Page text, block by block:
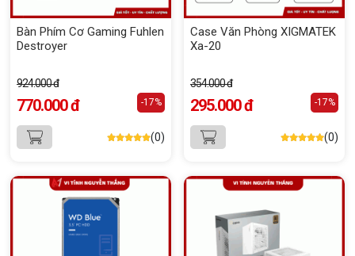
Bàn Phím Cơ Gaming Fuhlen
Destroyer
924.000 đ
770.000 đ -17%
(0)
Case Văn Phòng XIGMATEK
Xa-20
354.000 đ
295.000 đ -17%
(0)